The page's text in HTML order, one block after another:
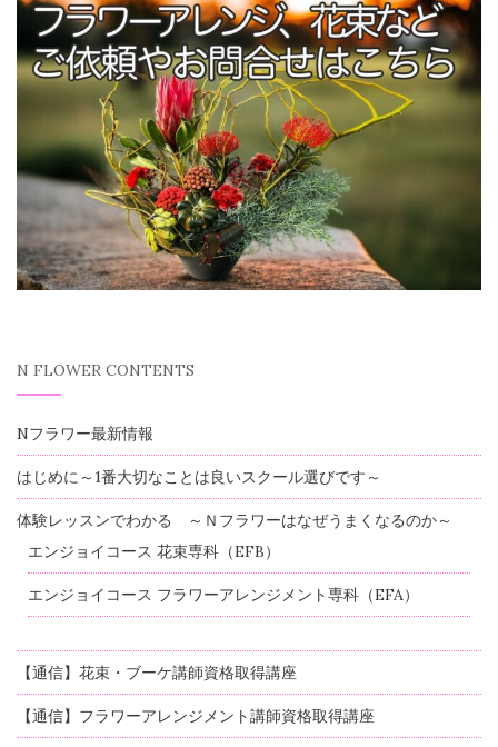
N FLOWER CONTENTS
Nフラワー最新情報
はじめに～1番大切なことは良いスクール選びです～
体験レッスンでわかる ～Ｎフラワーはなぜうまくなるのか～
エンジョイコース 花束専科（EFB）
エンジョイコース フラワーアレンジメント専科（EFA）
【通信】花束・ブーケ講師資格取得講座
【通信】フラワーアレンジメント講師資格取得講座